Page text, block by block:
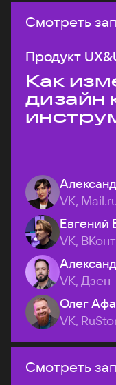
Смотреть
Продукт
Как
дизайн
VK,
Евгений
VK,
VK, Дзен
Олег
VK,
Смотреть